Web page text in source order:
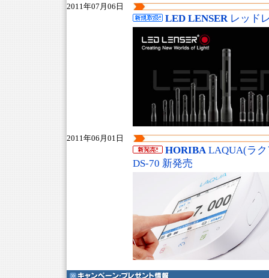
2011年07月06日
LED LENSERレッド
2011年06月01日
HORIBALAQUA(ラク
DS-70 新発売